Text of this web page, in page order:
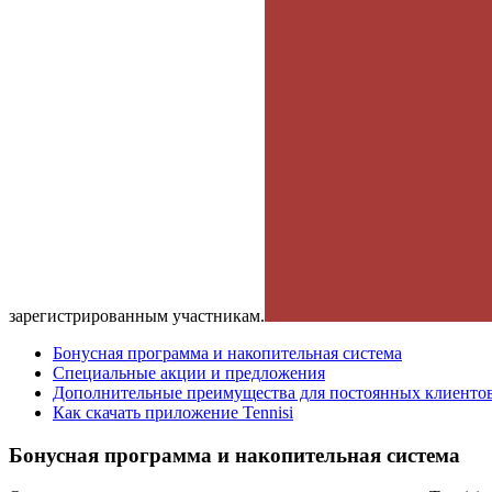
зарегистрированным участникам.
Бонусная программа и накопительная система
Специальные акции и предложения
Дополнительные преимущества для постоянных
Как скачать приложение Tennisi
Бонусная программа и накопительная система